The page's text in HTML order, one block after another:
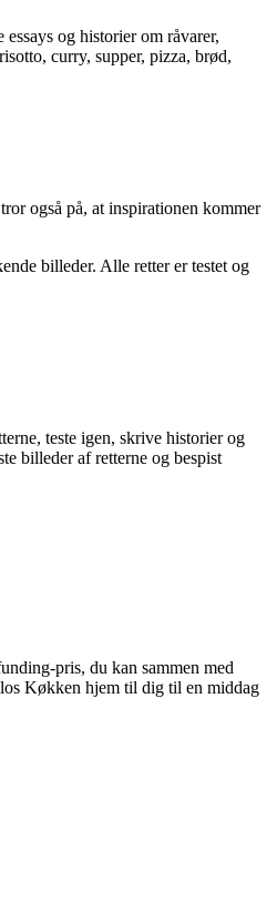
og historier om råvarer,
curry, supper, pizza, brød,
også på, at inspirationen kommer
billeder. Alle retter er testet og
teste igen, skrive historier og
billeder af retterne og bespist
pris, du kan sammen med
Køkken hjem til dig til en middag